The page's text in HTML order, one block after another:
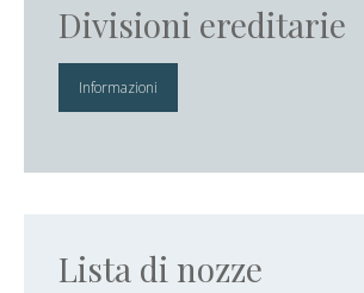
Divisioni ereditarie
Informazioni
Lista di nozze